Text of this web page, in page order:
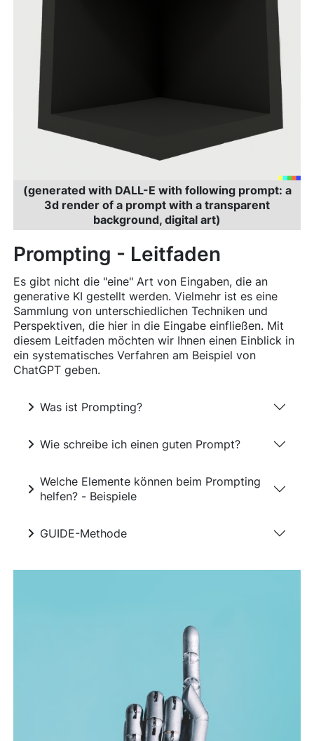
(generated with DALL-E with following prompt: a
3d render of a prompt with a transparent
background, digital art)
Prompting - Leitfaden
Es gibt nicht die "eine" Art von Eingaben, die an
generative KI gestellt werden. Vielmehr ist es eine
Sammlung von unterschiedlichen Techniken und
Perspektiven, die hier in die Eingabe einfließen. Mit
diesem Leitfaden möchten wir Ihnen einen Einblick in
ein systematisches Verfahren am Beispiel von
ChatGPT geben.
Was ist Prompting?
Wie schreibe ich einen guten Prompt?
Welche Elemente können beim Prompting
helfen? - Beispiele
GUIDE-Methode